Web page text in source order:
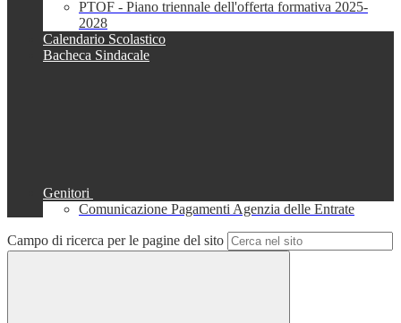
PTOF - Piano triennale dell'offerta formativa 2025-
2028
Calendario Scolastico
Bacheca Sindacale
Genitori
Comunicazione Pagamenti Agenzia delle Entrate
Campo di ricerca per le pagine del sito